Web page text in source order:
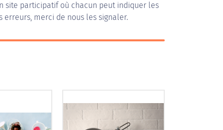
site participatif où chacun peut indiquer les
erreurs, merci de nous les signaler.